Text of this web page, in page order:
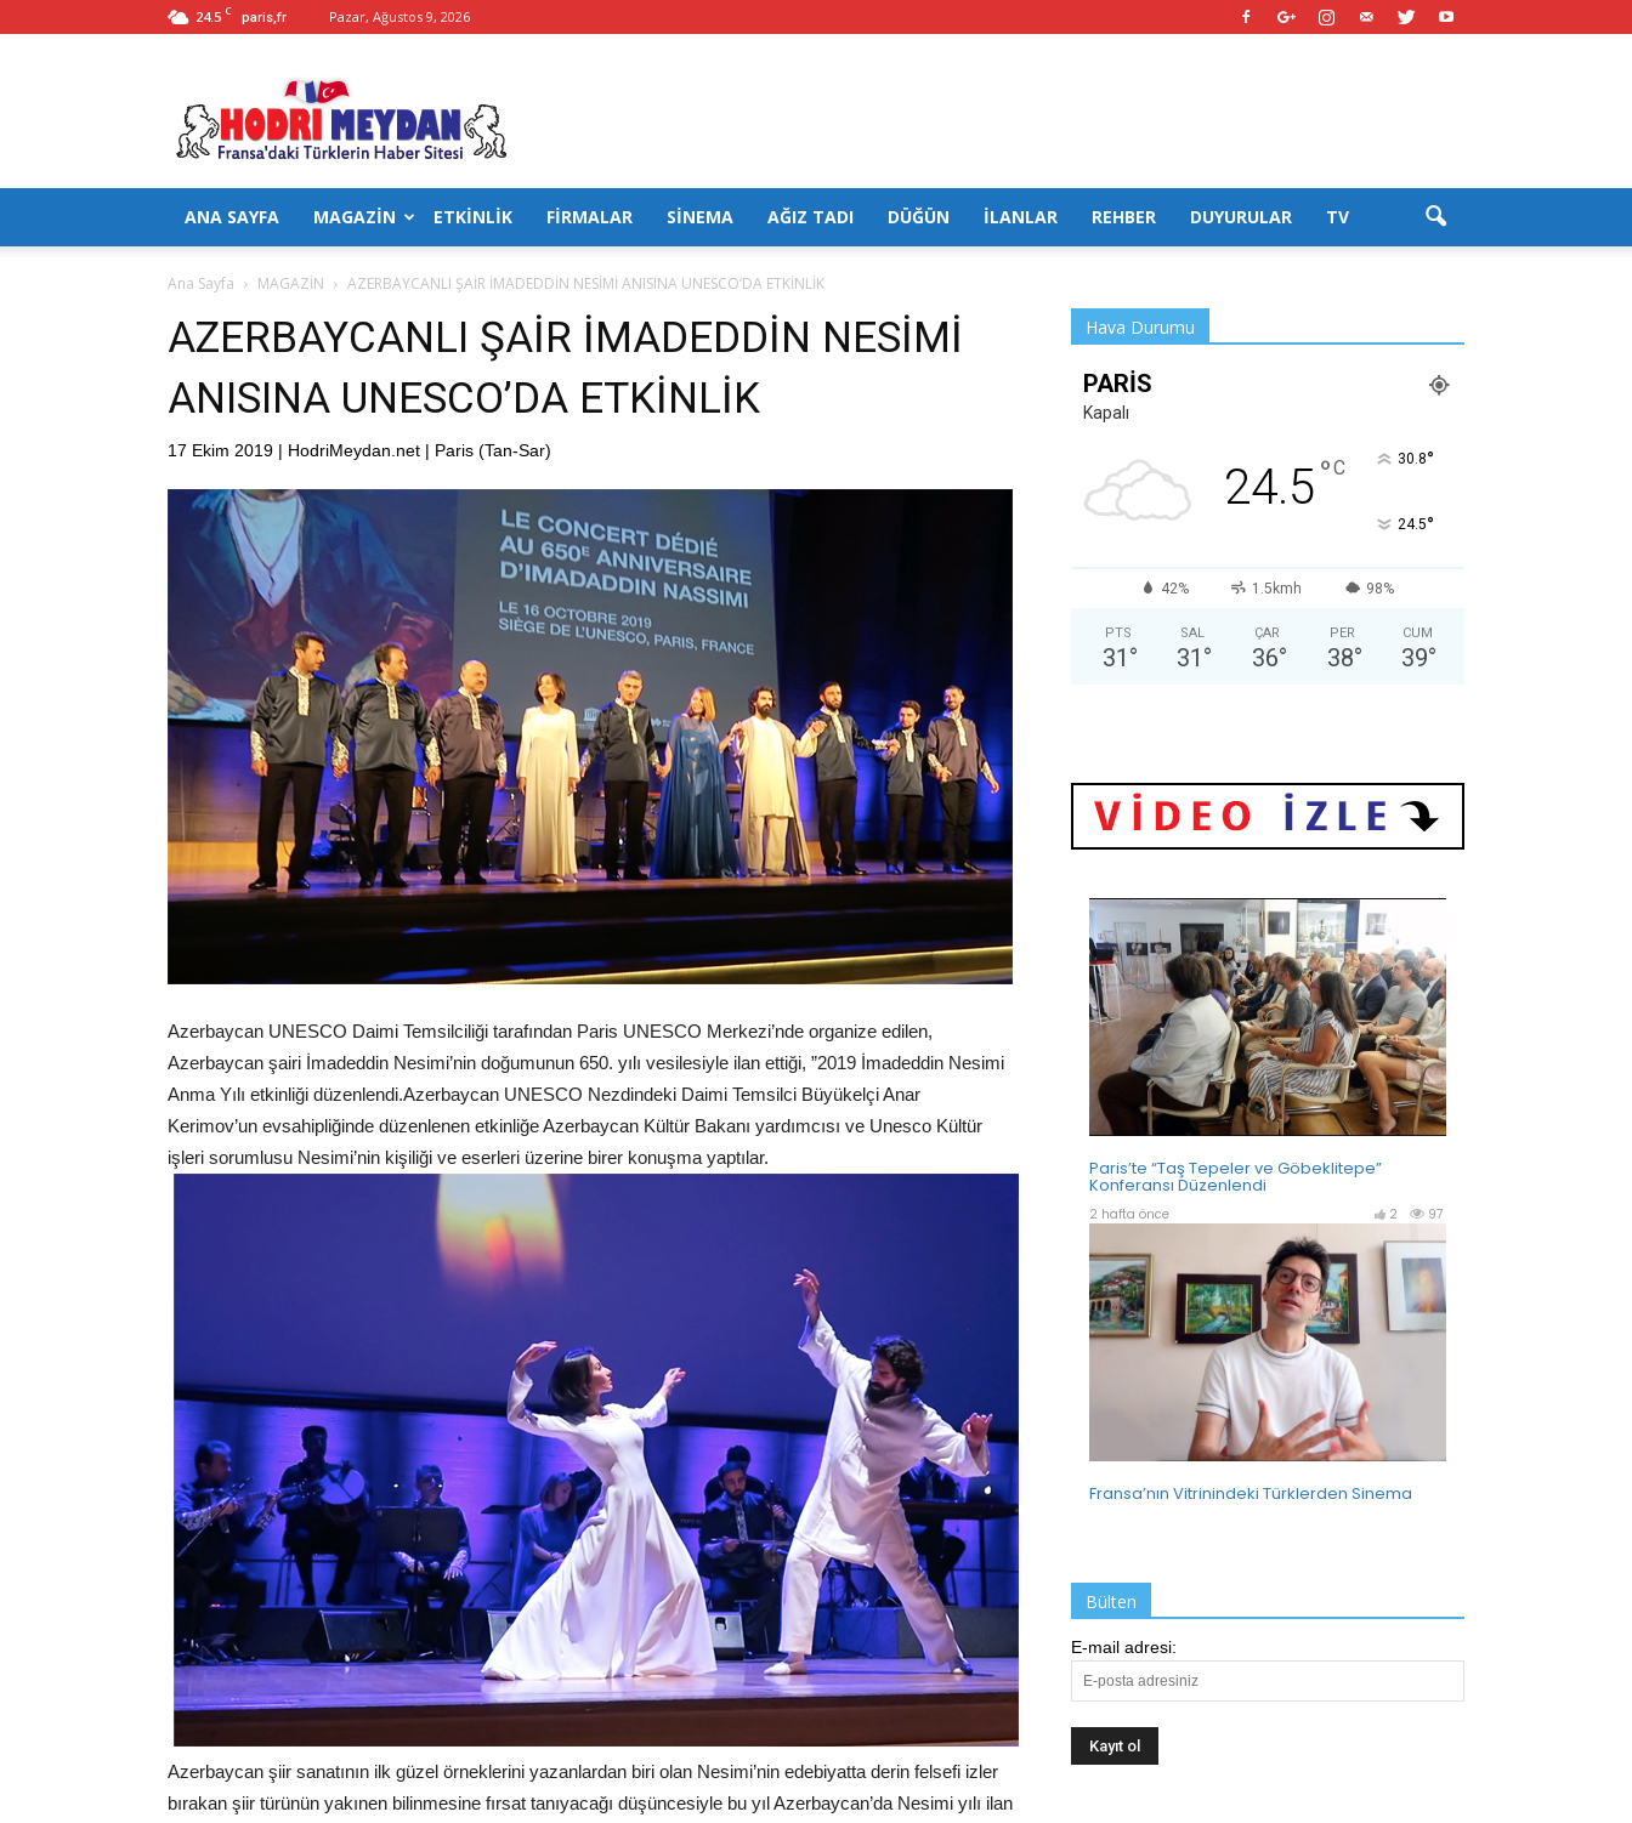
24.5 C paris,fr Pazar, Ağustos 9, 2026
Hodrimeydan
ANA SAYFA MAGAZİN ETKİNLİK FİRMALAR SİNEMA AĞIZ TADI DÜĞÜN İLANLAR REHBER DUYURULAR TV
Ana Sayfa MAGAZİN AZERBAYCANLI ŞAİR İMADEDDİN NESİMİ ANISINA UNESCO’DA ETKİNLİK
AZERBAYCANLI ŞAİR İMADEDDİN NESİMİ
ANISINA UNESCO’DA ETKİNLİK
17 Ekim 2019 | HodriMeydan.net | Paris (Tan-Sar)
Azerbaycan UNESCO Daimi Temsilciliği tarafından Paris UNESCO Merkezi’nde organize edilen,
Azerbaycan şairi İmadeddin Nesimi’nin doğumunun 650. yılı vesilesiyle ilan ettiği, ”2019 İmadeddin Nesimi
Anma Yılı etkinliği düzenlendi.Azerbaycan UNESCO Nezdindeki Daimi Temsilci Büyükelçi Anar
Kerimov’un evsahipliğinde düzenlenen etkinliğe Azerbaycan Kültür Bakanı yardımcısı ve Unesco Kültür
işleri sorumlusu Nesimi’nin kişiliği ve eserleri üzerine birer konuşma yaptılar.
Azerbaycan şiir sanatının ilk güzel örneklerini yazanlardan biri olan Nesimi’nin edebiyatta derin felsefi izler
bırakan şiir türünün yakınen bilinmesine fırsat tanıyacağı düşüncesiyle bu yıl Azerbaycan’da Nesimi yılı ilan
Hava Durumu
PARIS
Kapalı
24.5°C 30.8°
24.5°
42% 1.5kmh 98%
PTS
31 °
SAL
31 °
ÇAR
36°
PER
38°
CUM
39°
Bülten
E-mail adresi: